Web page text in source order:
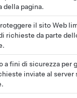
della pagina.
il sito Web
richieste da parte
a fini di sicurezza per
inviate al server